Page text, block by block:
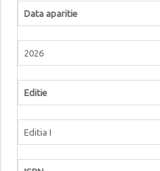
Data aparitie
2026
Editie
Editia I